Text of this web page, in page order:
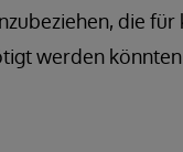
die für
werden könnten.